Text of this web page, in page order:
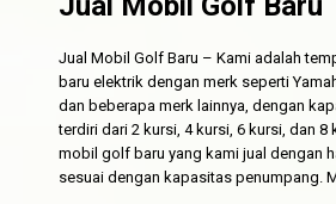
Jual Mobil Golf Baru – Kami adalah
baru elektrik dengan merk seperti
dan beberapa merk lainnya, dengan
terdiri dari 2 kursi, 4 kursi, 6 kursi, dan 8
mobil golf baru yang kami jual dengan
sesuai dengan kapasitas penumpang.